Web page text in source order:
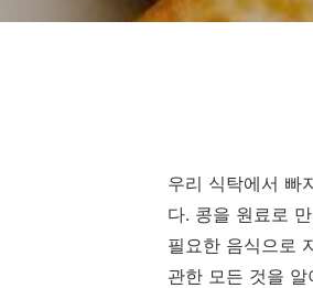
우리 식탁에서 빠
다. 콩을 원료로
필요한 음식으로
관한 모든 것을 알